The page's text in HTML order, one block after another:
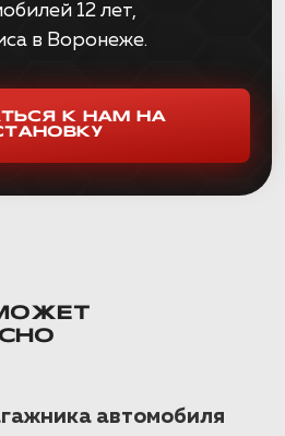
12 лет,
в Воронеже.
К НАМ НА
автомобиля